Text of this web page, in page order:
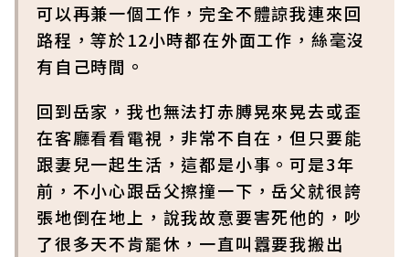
可以再兼一個工作，完全不體諒我連來回
路程，等於12小時都在外面工作，絲毫沒
有自己時間。
回到岳家，我也無法打赤膊晃來晃去或歪
在客廳看看電視，非常不自在，但只要能
跟妻兒一起生活，這都是小事。可是3年
前，不小心跟岳父擦撞一下，岳父就很誇
張地倒在地上，說我故意要害死他的，吵
了很多天不肯罷休，一直叫囂要我搬出